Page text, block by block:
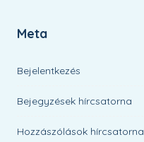
Meta
Bejelentkezés
Bejegyzések hírcsatorna
Hozzászólások hírcsatorna